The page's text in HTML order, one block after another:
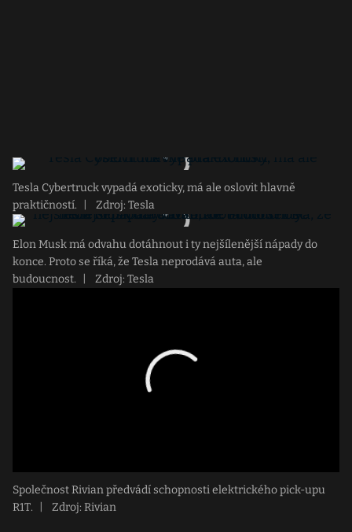
Tesla Cybertruck vypadá exoticky, má ale oslovit hlavně
praktičností.
Zdroj: Tesla
Elon Musk má odvahu dotáhnout i ty nejšílenější nápady do
konce. Proto se říká, že Tesla neprodává auta, ale
budoucnost.
Zdroj: Tesla
Společnost Rivian předvádí schopnosti elektrického pick-upu
R1T.
Zdroj: Rivian